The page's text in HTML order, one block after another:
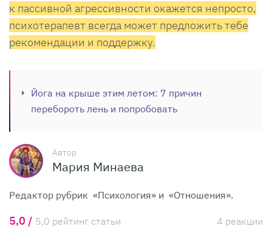
к пассивной агрессивности окажется непросто,
психотерапевт всегда может предложить тебе
рекомендации и поддержку.
Йога на крыше этим летом: 7 причин
перебороть лень и попробовать
Автор
Мария Минаева
Редактор рубрик «Психология» и «Отношения».
5,0 / 5,0 рейтинг статьи
4 реакции